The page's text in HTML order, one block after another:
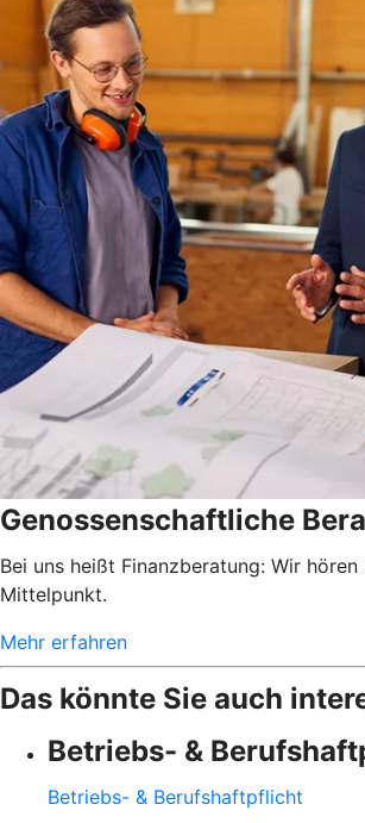
Genossenschaftliche
Bei uns heißt Finanzberatung: Wir
Mittelpunkt.
Mehr erfahren
Das könnte Sie auch
Betriebs- &
Betriebs- & Berufshaftpflicht